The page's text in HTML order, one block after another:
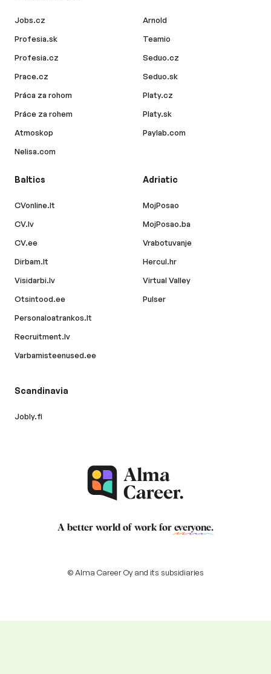
Jobs.cz
Profesia.sk
Profesia.cz
Prace.cz
Práca za rohom
Práce za rohem
Atmoskop
Nelisa.com
Arnold
Teamio
Seduo.cz
Seduo.sk
Platy.cz
Platy.sk
Paylab.com
Baltics
CVonline.lt
CV.lv
CV.ee
Dirbam.lt
Visidarbi.lv
Otsintood.ee
Personaloatrankos.lt
Recruitment.lv
Varbamisteenused.ee
Adriatic
MojPosao
MojPosao.ba
Vrabotuvanje
Hercul.hr
Virtual Valley
Pulser
Scandinavia
Jobly.fi
A better world of work for everyone.
© Alma Career Oy and its subsidiaries